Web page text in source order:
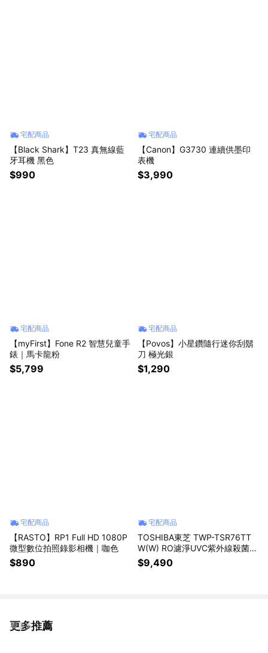
宅配商品
【Black Shark】T23 真無線藍
牙耳機 黑色
$990
宅配商品
【Canon】G3730 連續供墨印
表機
$3,990
宅配商品
【myFirst】Fone R2 智慧兒童手
錶｜馬卡龍粉
$5,799
宅配商品
【Povos】小星鑽隨行迷你刮鬍
刀 極光銀
$1,290
宅配商品
【RASTO】RP1 Full HD 1080P
微型數位拍照錄影相機｜咖色
$890
宅配商品
TOSHIBA東芝 TWP-TSR76TT
W(W) RO濾淨UVC紫外線殺菌瞬
熱淨飲機
$9,490
更多推薦
看更多